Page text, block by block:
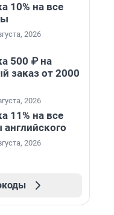
10% на все
2026
500 ₽ на
заказ от 2000
2026
11% на все
английского
2026